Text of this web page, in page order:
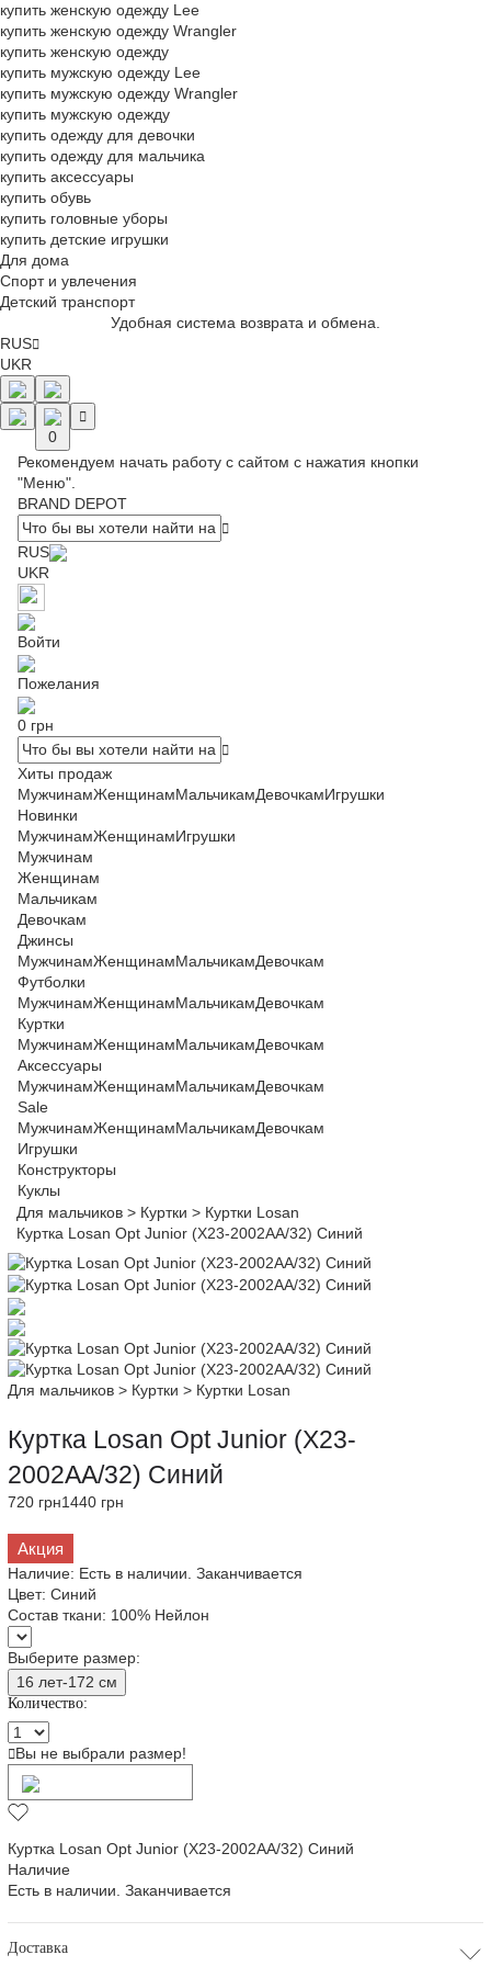
купить женскую одежду Lee
купить женскую одежду Wrangler
купить женскую одежду
купить мужскую одежду Lee
купить мужскую одежду Wrangler
купить мужскую одежду
купить одежду для девочки
купить одежду для мальчика
купить аксессуары
купить обувь
купить головные уборы
купить детские игрушки
Для дома
Спорт и увлечения
Детский транспорт
Удобная система возврата и обмена.
RUS
UKR
0
Рекомендуем начать работу с сайтом с нажатия кнопки
"Меню".
BRAND DEPOT
RUS
UKR
Войти
Пожелания
0 грн
Хиты продаж
МужчинамЖенщинамМальчикамДевочкамИгрушки
Новинки
МужчинамЖенщинамИгрушки
Мужчинам
Женщинам
Мальчикам
Девочкам
Джинсы
МужчинамЖенщинамМальчикамДевочкам
Футболки
МужчинамЖенщинамМальчикамДевочкам
Куртки
МужчинамЖенщинамМальчикамДевочкам
Аксессуары
МужчинамЖенщинамМальчикамДевочкам
Sale
МужчинамЖенщинамМальчикамДевочкам
Игрушки
Конструкторы
Куклы
Для мальчиков > Куртки > Куртки Losan
Куртка Losan Opt Junior (X23-2002AA/32) Синий
Для мальчиков > Куртки > Куртки Losan
Куртка Losan Opt Junior (X23-
2002AA/32) Синий
720 грн1440 грн
Акция
Наличие: Есть в наличии. Заканчивается
Цвет:Синий
Состав ткани: 100% Нейлон
Выберите размер:
16 лет-172 см
Количество:
Вы не выбрали размер!
Куртка Losan Opt Junior (X23-2002AA/32) Синий
Наличие
Есть в наличии. Заканчивается
Доставка